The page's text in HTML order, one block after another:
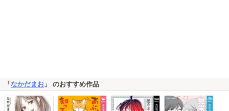
「なかだまお 」 のおすすめ作品